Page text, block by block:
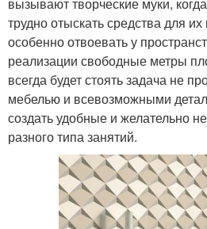
вызывают творческие муки,
трудно отыскать средства для
особенно отвоевать у
реализации свободные метры
всегда будет стоять задача не
мебелью и всевозможными
создать удобные и желательно
разного типа занятий.